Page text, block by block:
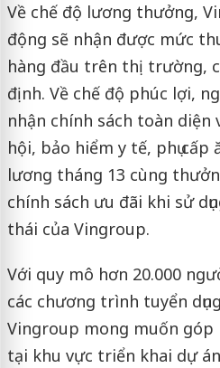
Về chế độ lương thưởng,
động sẽ nhận được mức
hàng đầu trên thị trường,
định. Về chế độ phúc lợi,
nhận chính sách toàn diện
hội, bảo hiểm y tế, phụ
lương tháng 13 cùng
chính sách ưu đãi khi sử
thái của Vingroup.
Với quy mô hơn 20.000
các chương trình tuyển
Vingroup mong muốn
tại khu vực triển khai dự